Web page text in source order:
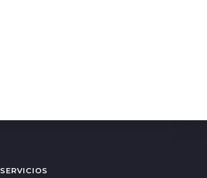
SERVICIOS